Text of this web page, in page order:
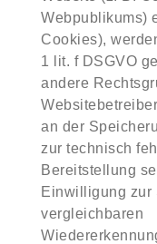
Webpublikums)
Cookies),
1 lit. f DSGVO
andere
an der
zur technisch
Bereitstellung
Einwilligung zur
vergleichbaren